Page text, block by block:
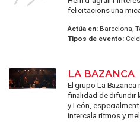
felicitacions una mica
Actúa en:Barcelona,
Tipos de evento:
LA BAZANCA
El grupo La
finalidad de difundir
y León,
intercala ritmos y